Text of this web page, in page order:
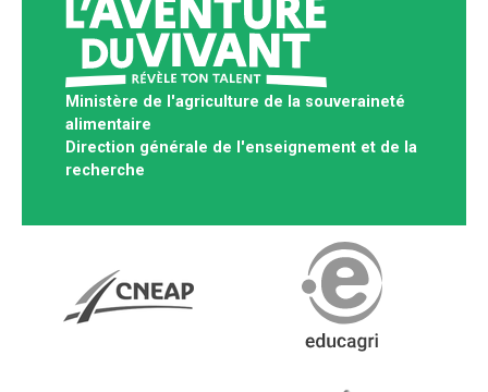
Ministère de l'agriculture de la souveraineté
alimentaire
Direction générale de l'enseignement et de la
recherche